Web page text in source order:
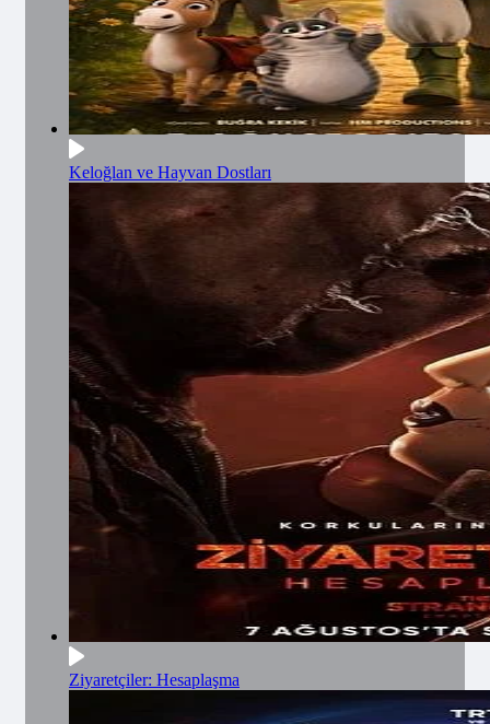
Keloğlan ve Hayvan Dostları
Ziyaretçiler: Hesaplaşma